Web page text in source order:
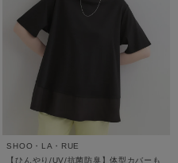
SHOO・LA・RUE
【ひんやり/UV/抗菌防臭】体型カバーも